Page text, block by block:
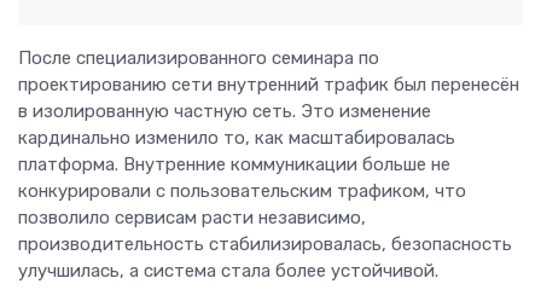
После специализированного семинара по
проектированию сети внутренний трафик был перенесён
в изолированную частную сеть. Это изменение
кардинально изменило то, как масштабировалась
платформа. Внутренние коммуникации больше не
конкурировали с пользовательским трафиком, что
позволило сервисам расти независимо,
производительность стабилизировалась, безопасность
улучшилась, а система стала более устойчивой.